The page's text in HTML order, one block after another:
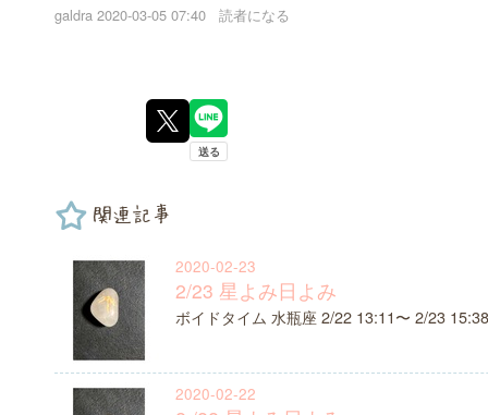
galdra 2020-03-05 07:40 読者になる
関連記事
2020-02-23
2/23 星よみ日よみ
ボイドタイム 水瓶座 2/22 13:11〜 2/23
2020-02-22